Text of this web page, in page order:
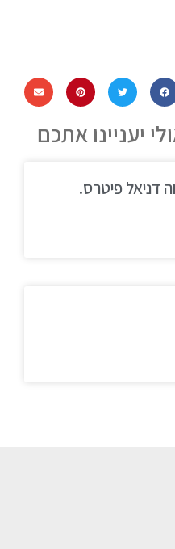
יעניינו אתכם
דניאל פיטרס.